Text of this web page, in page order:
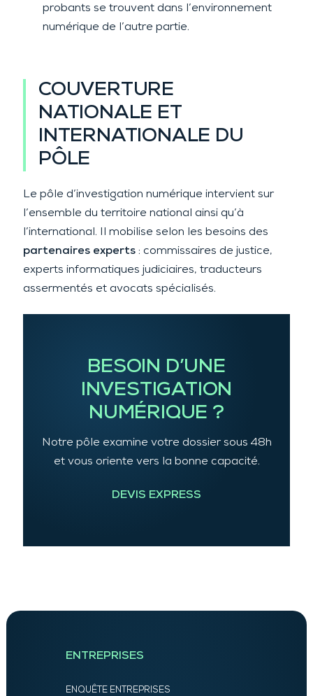
probants se trouvent dans l’environnement
numérique de l’autre partie.
COUVERTURE
NATIONALE ET
INTERNATIONALE DU
PÔLE
Le pôle d’investigation numérique intervient sur
l’ensemble du territoire national ainsi qu’à
l’international. Il mobilise selon les besoins des
partenaires experts: commissaires de justice,
experts informatiques judiciaires, traducteurs
assermentés et avocats spécialisés.
BESOIN D’UNE
INVESTIGATION
NUMÉRIQUE ?
Notre pôle examine votre dossier sous 48h
et vous oriente vers la bonne capacité.
DEVIS EXPRESS
ENTREPRISES
ENQUÊTE ENTREPRISES